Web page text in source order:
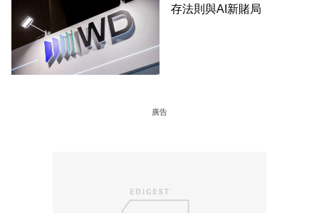
存法則與AI新賭局
廣告